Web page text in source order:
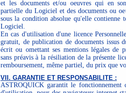
et les documents et/ou oeuvres qui en
partielle du Logiciel et des documents ou
sous la condition absolue qu'elle contienne
Logiciel.
En cas d'utilisation d'une licence
gratuit, de publication de documents issus
écrit ou omettant ses mentions légales de
sans préavis à la résiliation de la présente
remboursement, même partiel, du prix que
VII. GARANTIE ET RESPONSABILITE :
ASTROQUICK garantit le fonctionnement